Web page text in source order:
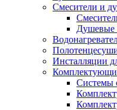
Смесители и
Душевые
Инсталляции
Системы